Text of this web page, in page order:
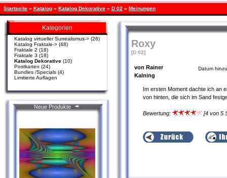
Startseite » Katalog » Katalog Dekorative » D 02 » Meinungen
Kategorien
Katalog virtueller Surrealismus-> (26)
Katalog Fraktale-> (48)
Fraktale 2 (18)
Fraktale 3 (18)
Katalog Dekorative (10)
Postkarten (24)
Bundles /Specials (4)
Limitierte Auflagen
Neue Produkte
Roxy
[D 02]
von Rainer
Kalning
Datum
Im ersten Moment dachte ich an
von hinten, die sich im Sand
Bewertung: [4 von 5